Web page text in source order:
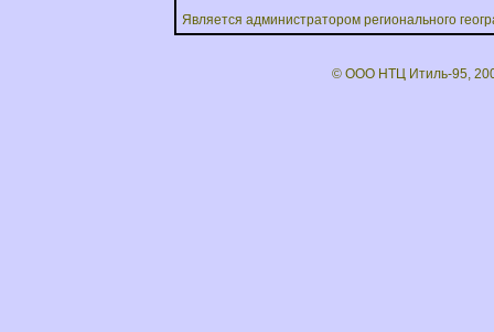
Является администратором регионального
© ООО НТЦ Итиль-95,